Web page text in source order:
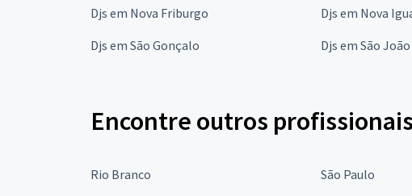
Djs em Nova Friburgo
Djs em Nova
Djs em São Gonçalo
Djs em São
Encontre outros
Rio Branco São Paulo